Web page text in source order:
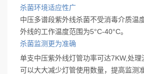
杀菌环境适应性广
中压多谱段紫外线杀菌不受消毒介质温
外线的工作温度范围为5°C-40°C。
杀菌监测更为准确
单支中压紫外线灯管功率可达7KW,处理
可以大大减少灯管使用数量，提高监测